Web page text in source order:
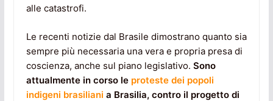
alle catastrofi.
Le recenti notizie dal Brasile dimostrano quanto sia
sempre più necessaria una vera e propria presa di
coscienza, anche sul piano legislativo. Sono
attualmente in corso le proteste dei popoli
indigeni brasiliani a Brasilia, contro il progetto di